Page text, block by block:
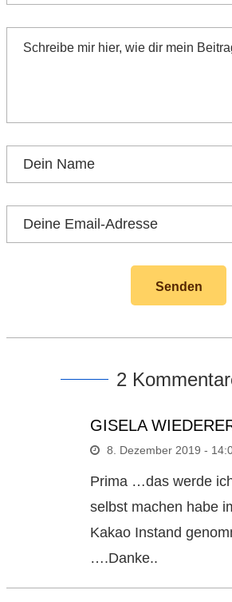
2
GISELA
8. Dezember 2019 -
Prima …das werde
selbst machen habe
Kakao Instand
….Danke..